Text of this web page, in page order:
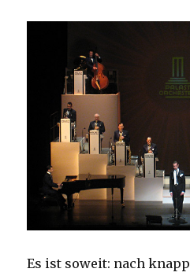
Es ist soweit: nach